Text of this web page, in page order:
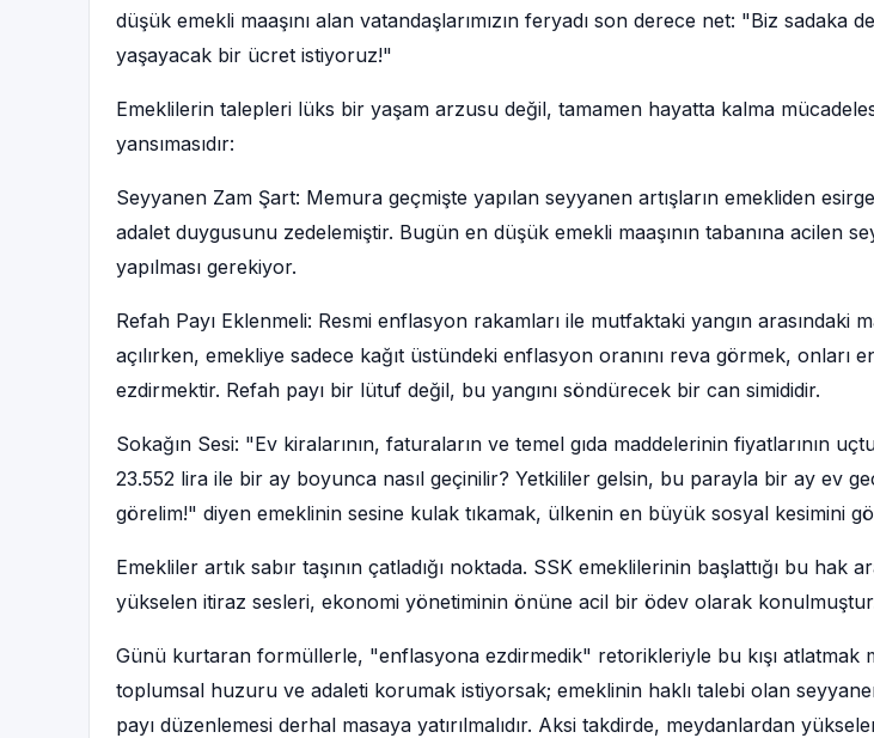
düşük emekli maaşını alan vatandaşlarımızın feryadı son derece net: "Biz sadaka
yaşayacak bir ücret istiyoruz!"
Emeklilerin talepleri lüks bir yaşam arzusu değil, tamamen hayatta kalma
yansımasıdır:
Seyyanen Zam Şart: Memura geçmişte yapılan seyyanen artışların emekliden
adalet duygusunu zedelemiştir. Bugün en düşük emekli maaşının tabanına acilen
yapılması gerekiyor.
Refah Payı Eklenmeli: Resmi enflasyon rakamları ile mutfaktaki yangın arasındaki
açılırken, emekliye sadece kağıt üstündeki enflasyon oranını reva görmek, onları
ezdirmektir. Refah payı bir lütuf değil, bu yangını söndürecek bir can simididir.
Sokağın Sesi: "Ev kiralarının, faturaların ve temel gıda maddelerinin fiyatlarının
23.552 lira ile bir ay boyunca nasıl geçinilir? Yetkililer gelsin, bu parayla bir ay ev
görelim!" diyen emeklinin sesine kulak tıkamak, ülkenin en büyük sosyal kesimini
Emekliler artık sabır taşının çatladığı noktada. SSK emeklilerinin başlattığı bu hak
yükselen itiraz sesleri, ekonomi yönetiminin önüne acil bir ödev olarak
Günü kurtaran formüllerle, "enflasyona ezdirmedik" retorikleriyle bu kışı atlatmak
toplumsal huzuru ve adaleti korumak istiyorsak; emeklinin haklı talebi olan
payı düzenlemesi derhal masaya yatırılmalıdır. Aksi takdirde, meydanlardan